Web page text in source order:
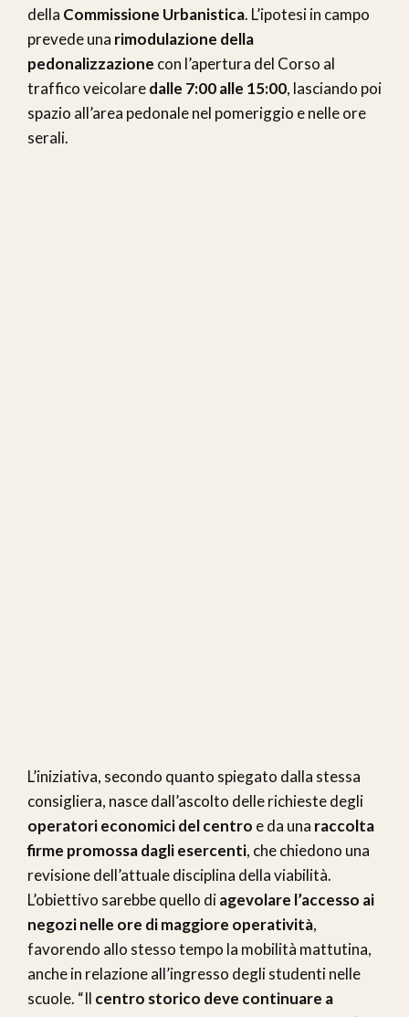
della Commissione Urbanistica. L’ipotesi in campo
prevede una rimodulazione della
pedonalizzazione con l’apertura del Corso al
traffico veicolaredalle 7:00 alle 15:00, lasciando poi
spazio all’area pedonale nel pomeriggio e nelle ore
serali.
L’iniziativa, secondo quanto spiegato dalla stessa
consigliera, nasce dall’ascolto delle richieste degli
operatori economici del centro e da una raccolta
firme promossa dagli esercenti, che chiedono una
revisione dell’attuale disciplina della viabilità.
L’obiettivo sarebbe quello diagevolare l’accesso ai
negozi nelle ore di maggiore operatività,
favorendo allo stesso tempo la mobilità mattutina,
anche in relazione all’ingresso degli studenti nelle
scuole. “Il centro storico deve continuare a